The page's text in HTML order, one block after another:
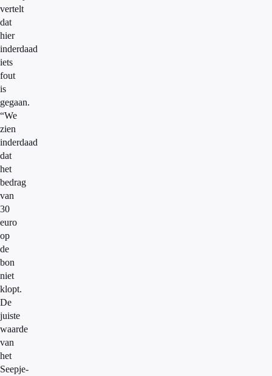
vertelt
dat
hier
inderdaad
iets
fout
is
gegaan.
“We
zien
inderdaad
dat
het
bedrag
van
30
euro
op
de
bon
niet
klopt.
De
juiste
waarde
van
het
Seepje-